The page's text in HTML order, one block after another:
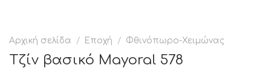
Αρχική σελίδα / Εποχή / Φθινόπωρο-Χειμώνας
Τζίν βασικό Mayoral 578